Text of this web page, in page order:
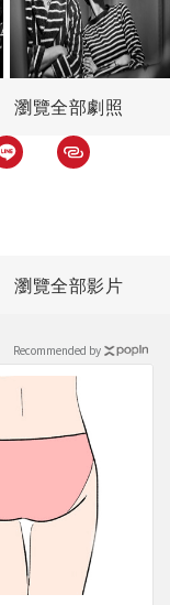
更捕捉電影從規
的瞬間，譜寫一
書。
瀏覽全部劇照
瀏覽全部影片
Recommended by